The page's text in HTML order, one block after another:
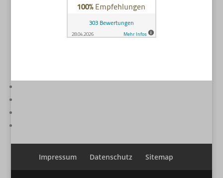
Impressum Datenschutz Sitemap